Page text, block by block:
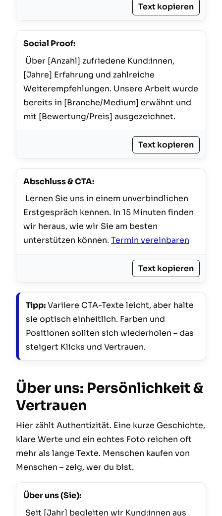
Text kopieren
Social Proof:
[Jahre] Erfahrung und zahlreiche
Weiterempfehlungen. Unsere Arbeit wurde
bereits in [Branche/Medium] erwähnt und
mit [Bewertung/Preis] ausgezeichnet.
Text kopieren
Abschluss & CTA:
Erstgespräch kennen. In 15 Minuten finden
wir heraus, wie wir Sie am besten
unterstützen können. Termin vereinbaren
Text kopieren
Tipp:Variiere CTA-Texte leicht, aber halte
sie optisch einheitlich. Farben und
Positionen sollten sich wiederholen – das
steigert Klicks und Vertrauen.
Über uns: Persönlichkeit &
Vertrauen
Hier zählt Authentizität. Eine kurze Geschichte,
klare Werte und ein echtes Foto reichen oft
mehr als lange Texte. Menschen kaufen von
Menschen – zeig, wer du bist.
Über uns (Sie):